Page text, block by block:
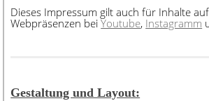
Dieses Impressum gilt auch für Inhalte
Webpräsenzen beiYoutube, Instagramm
Gestaltung und Layout: